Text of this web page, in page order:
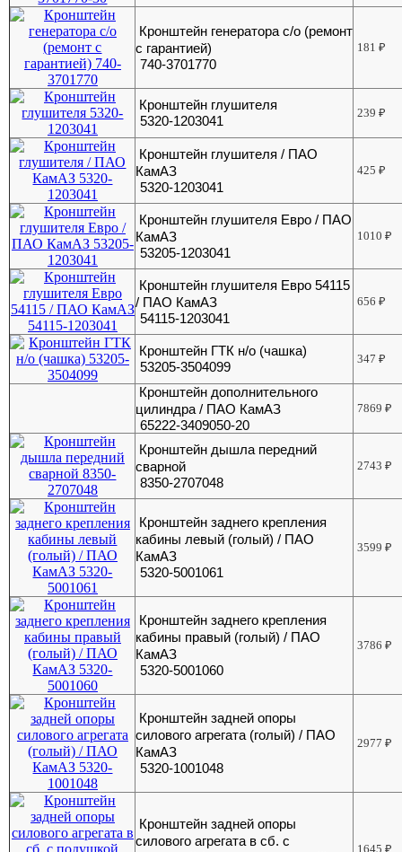
Кронштейн генератора с/о (ремонт
с гарантией)
740-3701770
181₽
Кронштейн глушителя
5320-1203041
239₽
Кронштейн глушителя / ПАО
КамАЗ
5320-1203041
425₽
Кронштейн глушителя Евро / ПАО
КамАЗ
53205-1203041
1010₽
Кронштейн глушителя Евро 54115
/ ПАО КамАЗ
54115-1203041
656₽
Кронштейн ГТК н/о (чашка)
53205-3504099
347₽
Кронштейн дополнительного
цилиндра / ПАО КамАЗ
65222-3409050-20
7869₽
Кронштейн дышла передний
сварной
8350-2707048
2743₽
Кронштейн заднего крепления
кабины левый (голый) / ПАО
КамАЗ
5320-5001061
3599₽
Кронштейн заднего крепления
кабины правый (голый) / ПАО
КамАЗ
5320-5001060
3786₽
Кронштейн задней опоры
силового агрегата (голый) / ПАО
КамАЗ
5320-1001048
2977₽
Кронштейн задней опоры
силового агрегата в сб. с
1645₽